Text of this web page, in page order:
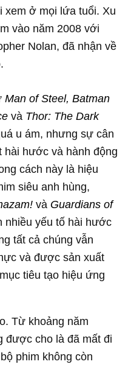
xem ở mọi lứa tuổi. Xu
vào năm 2008 với
Nolan, đã nhận về
Man of Steel, Batman
và Thor: The Dark
u ám, nhưng sự cân
hài hước và hành động
cách này là hiệu
siêu anh hùng,
và Guardians of
nhiều yếu tố hài hước
tất cả chúng vẫn
và được sản xuất
tiêu tạo hiệu ứng
Từ khoảng năm
được cho là đã mất đi
phim không còn